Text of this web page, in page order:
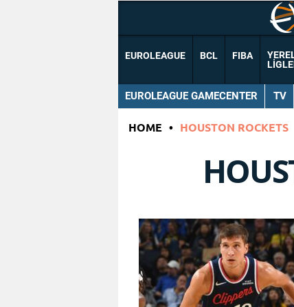
EUROLEAGUE BCL FIBA
EUROLEAGUE GAMECENTER TV
HOME • HOUSTON ROCKETS